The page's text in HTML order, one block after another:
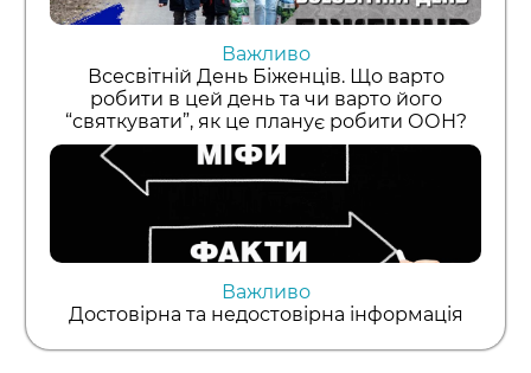
Важливо
Всесвітній День Біженців. Що варто
робити в цей день та чи варто його
“святкувати”, як це планує робити ООН?
Важливо
Достовірна та недостовірна інформація